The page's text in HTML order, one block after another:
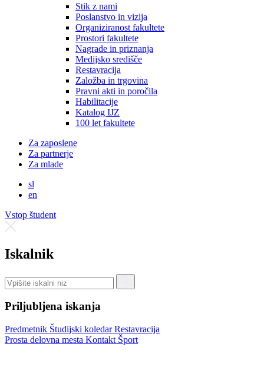
Stik z nami
Poslanstvo in vizija
Organiziranost fakultete
Prostori fakultete
Nagrade in priznanja
Medijsko središče
Restavracija
Založba in trgovina
Pravni akti in poročila
Habilitacije
Katalog IJZ
100 let fakultete
Za zaposlene
Za partnerje
Za mlade
sl
en
Vstop študent
Iskalnik
Priljubljena iskanja
Predmetnik Študijski koledarRestavracija
Prosta delovna mesta Kontakt Šport